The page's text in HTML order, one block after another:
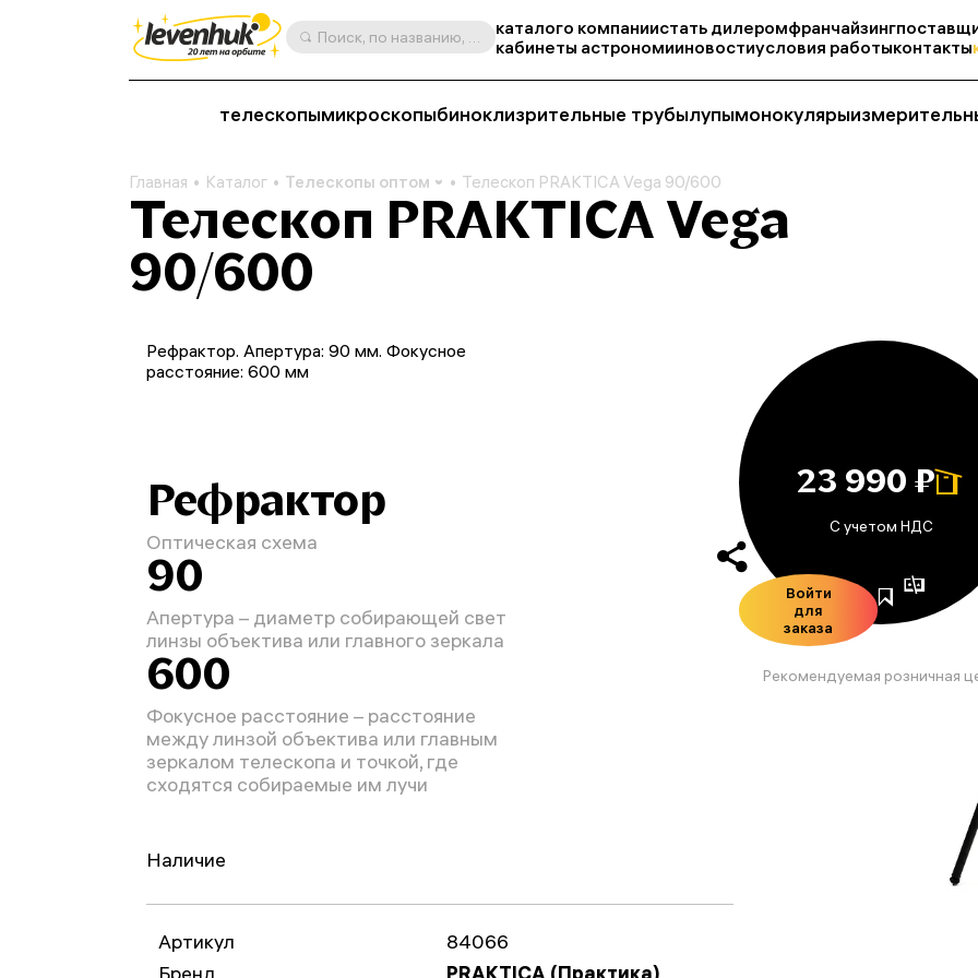
Поиск, по названию, артикулу, категории и др. каталого компаниистать дилеромфранчайзинг
кабинеты астрономииновостиусловия работыконтакты
телескопымикроскопыбиноклизрительные трубылупымонокуляры
Главная Каталог Телескопы оптом Телескоп PRAKTICA Vega 90/600
Телескоп PRAKTICA Vega
90/600
23 990 ₽
С учетом НДС
Войти
для
заказа
Рекомендуемая розничная
Рефрактор. Апертура: 90 мм. Фокусное
расстояние: 600 мм
Рефрактор
Оптическая схема
90
Апертура – диаметр собирающей свет
линзы объектива или главного зеркала
600
Фокусное расстояние – расстояние
между линзой объектива или главным
зеркалом телескопа и точкой, где
сходятся собираемые им лучи
Наличие
Артикул
84066